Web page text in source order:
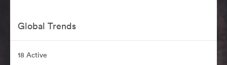
Global Trends
18 Active